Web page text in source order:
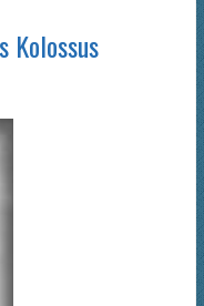
Kolossus